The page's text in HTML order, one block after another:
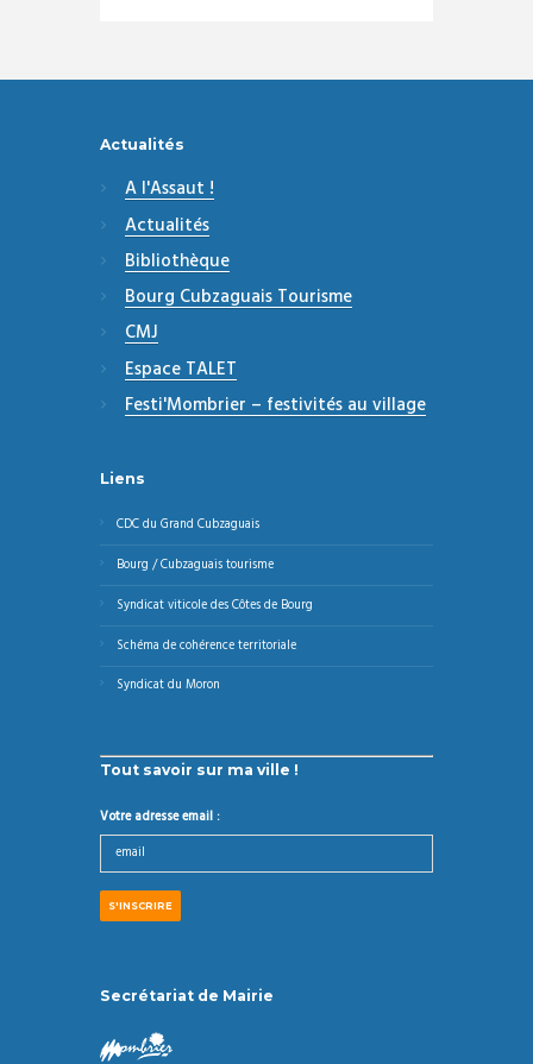
Actualités
A l'Assaut !
Actualités
Bibliothèque
Bourg Cubzaguais Tourisme
CMJ
Espace TALET
Festi'Mombrier – festivités au village
Liens
CDC du Grand Cubzaguais
Bourg / Cubzaguais tourisme
Syndicat viticole des Côtes de Bourg
Schéma de cohérence territoriale
Syndicat du Moron
Tout savoir sur ma ville !
Votre adresse email :
Secrétariat de Mairie